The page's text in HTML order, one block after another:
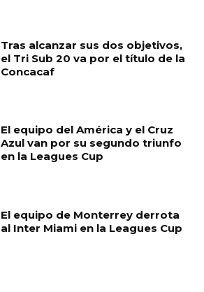
Tras alcanzar sus dos objetivos,
el Tri Sub 20 va por el título de la
Concacaf
El equipo del América y el Cruz
Azul van por su segundo triunfo
en la Leagues Cup
El equipo de Monterrey derrota
al Inter Miami en la Leagues Cup